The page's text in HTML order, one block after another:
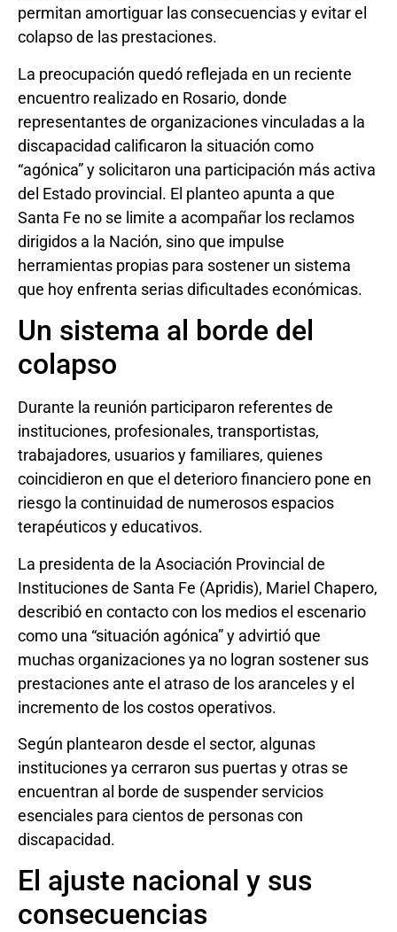
permitan amortiguar las consecuencias y evitar el
colapso de las prestaciones.
La preocupación quedó reflejada en un reciente
encuentro realizado en Rosario, donde
representantes de organizaciones vinculadas a la
discapacidad calificaron la situación como
“agónica” y solicitaron una participación más activa
del Estado provincial. El planteo apunta a que
Santa Fe no se limite a acompañar los reclamos
dirigidos a la Nación, sino que impulse
herramientas propias para sostener un sistema
que hoy enfrenta serias dificultades económicas.
Un sistema al borde del
colapso
Durante la reunión participaron referentes de
instituciones, profesionales, transportistas,
trabajadores, usuarios y familiares, quienes
coincidieron en que el deterioro financiero pone en
riesgo la continuidad de numerosos espacios
terapéuticos y educativos.
La presidenta de la Asociación Provincial de
Instituciones de Santa Fe (Apridis), Mariel Chapero,
describió en contacto con los medios el escenario
como una “situación agónica” y advirtió que
muchas organizaciones ya no logran sostener sus
prestaciones ante el atraso de los aranceles y el
incremento de los costos operativos.
Según plantearon desde el sector, algunas
instituciones ya cerraron sus puertas y otras se
encuentran al borde de suspender servicios
esenciales para cientos de personas con
discapacidad.
El ajuste nacional y sus
consecuencias